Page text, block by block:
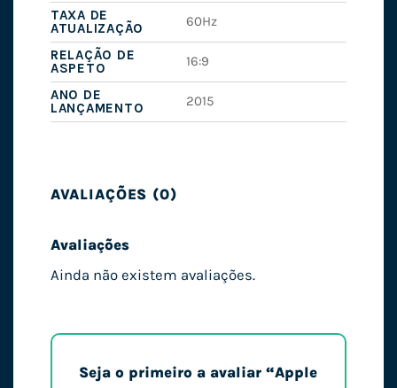
TAXA DE
ATUALIZAÇÃO
60Hz
RELAÇÃO DE
ASPETO
16:9
ANO DE
LANÇAMENTO
2015
AVALIAÇÕES (0)
Avaliações
Ainda não existem avaliações.
Seja o primeiro a avaliar “Apple